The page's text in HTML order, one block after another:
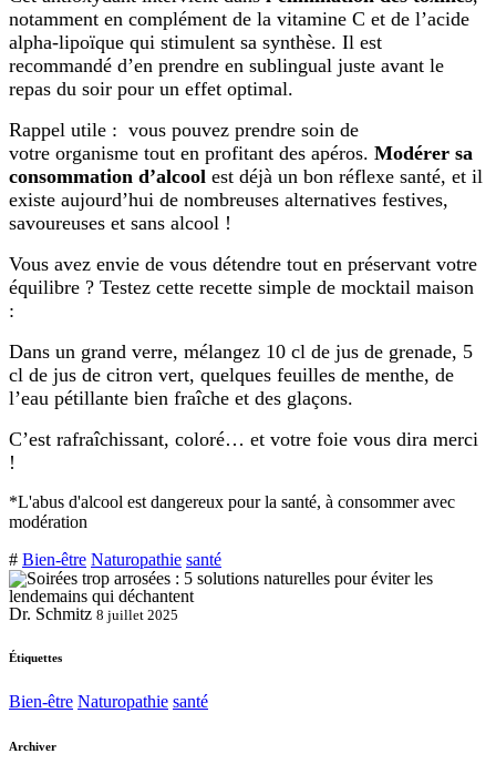
notamment en complément de la vitamine C et de l’acide
alpha-lipoïque qui stimulent sa synthèse. Il est
recommandé d’en prendre en sublingual juste avant le
repas du soir pour un effet optimal.
Rappel utile : vous pouvez prendre soin de
votre organisme tout en profitant des apéros. Modérer sa
consommation d’alcool est déjà un bon réflexe santé, et il
existe aujourd’hui de nombreuses alternatives festives,
savoureuses et sans alcool !
Vous avez envie de vous détendre tout en préservant votre
équilibre ? Testez cette recette simple de mocktail maison
:
Dans un grand verre, mélangez 10 cl de jus de grenade, 5
cl de jus de citron vert, quelques feuilles de menthe, de
l’eau pétillante bien fraîche et des glaçons.
C’est rafraîchissant, coloré… et votre foie vous dira merci
!
*L'abus d'alcool est dangereux pour la santé, à consommer avec
modération
# Bien-être Naturopathie santé
Dr. Schmitz 8 juillet 2025
Étiquettes
Bien-être Naturopathie santé
Archiver